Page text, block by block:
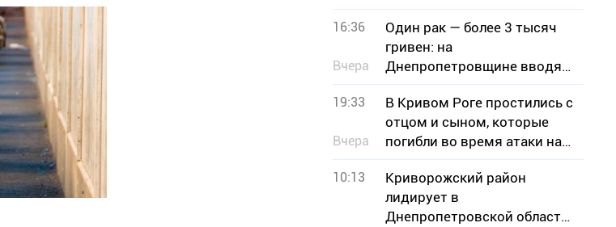
«Пакет школьника»
16:36
Вчера
Один рак — более 3 тысяч
гривен: на
Днепропетровщине вводят
запрет на отлов
19:33
Вчера
В Кривом Роге простились с
отцом и сыном, которые
погибли во время атаки на
АЗС
10:13
Криворожский район
лидирует в
Днепропетровской области